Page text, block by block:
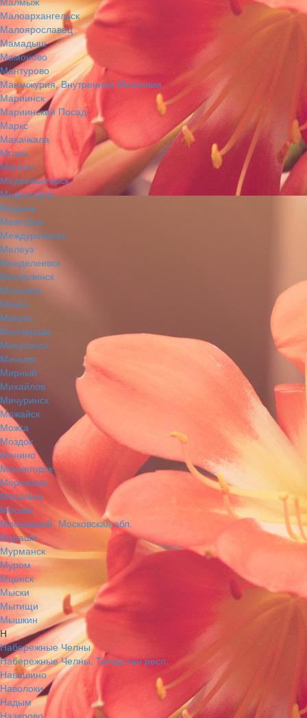
Малоархангельск
Малоярославец
Мамадыш
Мамоново
Мантурово
Маньчжурия, Внутренняя Монголия
Мариинск
Мариинский Посад
Маркс
Махачкала
Мглин
Мегион
Медвежьегорск
Медногорск
Медынь
Межгорье
Междуреченск
Мелеуз
Менделеевск
Мензелинск
Мещовск
Миасс
Микунь
Миллерово
Минусинск
Миньяр
Мирный
Михайлов
Мичуринск
Можайск
Можга
Моздок
Монино
Мончегорск
Морозовск
Мосальск
Москва
Московский, Московская обл.
Мураши
Мурманск
Муром
Мценск
Мыски
Мытищи
Мышкин
Н
Набережные Челны
Набережные Челны, Татарстан респ.
Навашино
Наволоки
Надым
Назарово